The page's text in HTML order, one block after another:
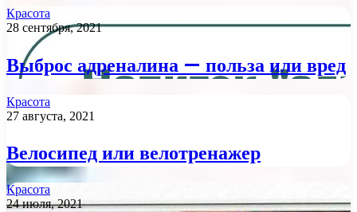
Красота
28 сентября, 2021
Выброс адреналина — польза или вред
Красота
27 августа, 2021
Велосипед или велотренажер
Красота
24 июля, 2021